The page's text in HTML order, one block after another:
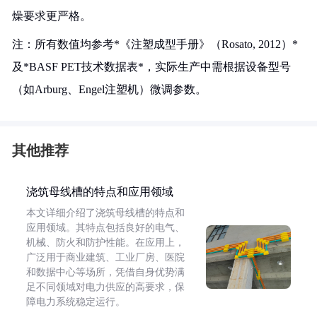
燥要求更严格。
注：所有数值均参考*《注塑成型手册》（Rosato, 2012）*
及*BASF PET技术数据表*，实际生产中需根据设备型号
（如Arburg、Engel注塑机）微调参数。
其他推荐
浇筑母线槽的特点和应用领域
本文详细介绍了浇筑母线槽的特点和
应用领域。其特点包括良好的电气、
机械、防火和防护性能。在应用上，
广泛用于商业建筑、工业厂房、医院
和数据中心等场所，凭借自身优势满
足不同领域对电力供应的高要求，保
障电力系统稳定运行。